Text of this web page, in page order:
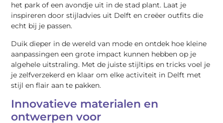
het park of een avondje uit in de stad plant. Laat je
inspireren door stijladvies uit Delft en creëer outfits die
echt bij je passen.
Duik dieper in de wereld van mode en ontdek hoe kleine
aanpassingen een grote impact kunnen hebben op je
algehele uitstraling. Met de juiste stijltips en tricks voel je
je zelfverzekerd en klaar om elke activiteit in Delft met
stijl en flair aan te pakken.
Innovatieve materialen en
ontwerpen voor